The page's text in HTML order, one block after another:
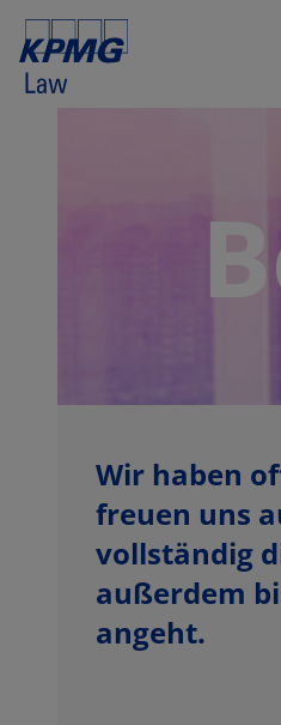
Wir haben
freuen uns
vollständig
außerdem
angeht.